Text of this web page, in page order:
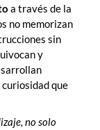
a través de la
no memorizan
sin
y
que
no solo